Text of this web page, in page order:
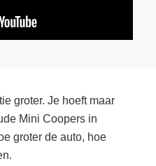
groter. Je hoeft maar
Mini Coopers in
groter de auto, hoe